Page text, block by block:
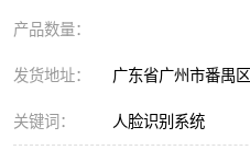
产品数量：
发货地址： 广东省广州市番禺区
关键词： 人脸识别系统